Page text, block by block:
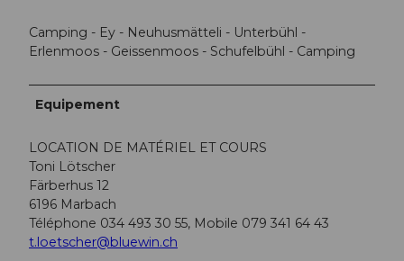
Camping - Ey - Neuhusmätteli - Unterbühl -
Erlenmoos - Geissenmoos - Schufelbühl - Camping
Equipement
LOCATION DE MATÉRIEL ET COURS
Toni Lötscher
Färberhus 12
6196 Marbach
Téléphone 034 493 30 55, Mobile 079 341 64 43
t.loetscher@bluewin.ch